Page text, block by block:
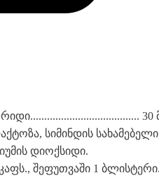
30
სიმინდის
დიოქსიდი.
შეფუთვაში 1